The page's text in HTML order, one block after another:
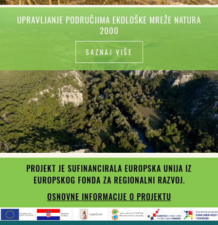
UPRAVLJANJE PODRUČJIMA EKOLOŠKE MREŽE NATURA
2000
SAZNAJ VIŠE
PROJEKT JE SUFINANCIRALA EUROPSKA UNIJA IZ
EUROPSKOG FONDA ZA REGIONALNI RAZVOJ.
OSNOVNE INFORMACIJE O PROJEKTU